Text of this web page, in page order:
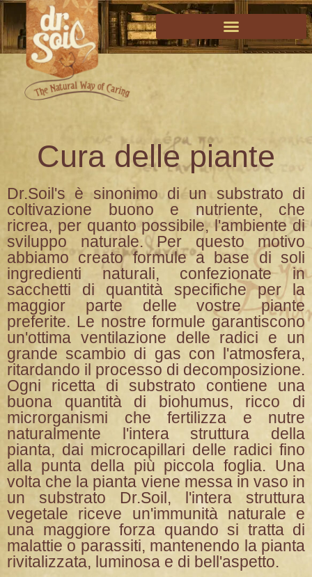
Cura delle piante
Dr.Soil's è sinonimo di un substrato di
coltivazione buono e nutriente, che
ricrea, per quanto possibile, l'ambiente di
sviluppo naturale. Per questo motivo
abbiamo creato formule a base di soli
ingredienti naturali, confezionate in
sacchetti di quantità specifiche per la
maggior parte delle vostre piante
preferite. Le nostre formule garantiscono
un'ottima ventilazione delle radici e un
grande scambio di gas con l'atmosfera,
ritardando il processo di decomposizione.
Ogni ricetta di substrato contiene una
buona quantità di biohumus, ricco di
microrganismi che fertilizza e nutre
naturalmente l'intera struttura della
pianta, dai microcapillari delle radici fino
alla punta della più piccola foglia. Una
volta che la pianta viene messa in vaso in
un substrato Dr.Soil, l'intera struttura
vegetale riceve un'immunità naturale e
una maggiore forza quando si tratta di
malattie o parassiti, mantenendo la pianta
rivitalizzata, luminosa e di bell'aspetto.